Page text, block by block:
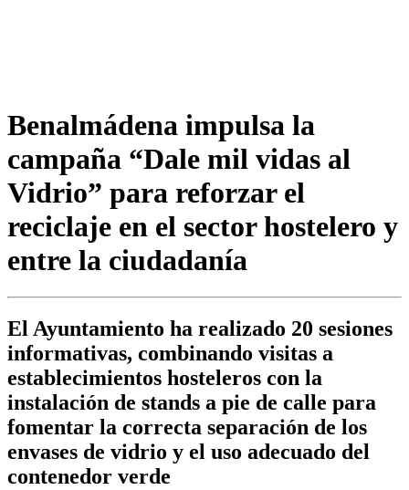
Benalmádena impulsa la
campaña “Dale mil vidas al
Vidrio” para reforzar el
reciclaje en el sector hostelero y
entre la ciudadanía
El Ayuntamiento ha realizado 20 sesiones
informativas, combinando visitas a
establecimientos hosteleros con la
instalación de stands a pie de calle para
fomentar la correcta separación de los
envases de vidrio y el uso adecuado del
contenedor verde